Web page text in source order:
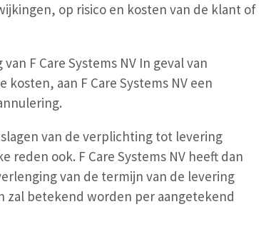
op risico en kosten van de klant of
F Care Systems NV In geval van
aan F Care Systems NV een
van de verplichting tot levering
ook. F Care Systems NV heeft dan
van de termijn van de levering
zal betekend worden per aangetekend